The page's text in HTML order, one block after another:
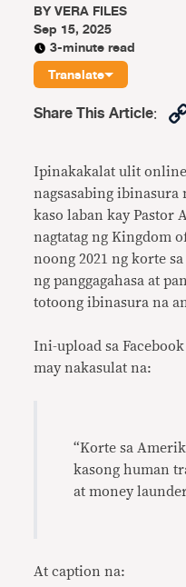
BYVERA FILES
Sep 15, 2025
3-minute read
Translate
Share This Article:
Ipinakakalat ulit
nagsasabing ibinasura
kaso laban kay Pastor
nagtatag ng Kingdom
noong 2021 ng korte
ng panggagahasa at
totoong ibinasura na
Ini-upload sa
may nakasulat na:
“Korte sa
kasong human
at money
At caption na: